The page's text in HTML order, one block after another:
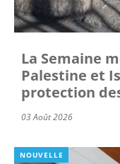
La Semaine
Palestine et
protection
03 Août 2026
NOUVELLE